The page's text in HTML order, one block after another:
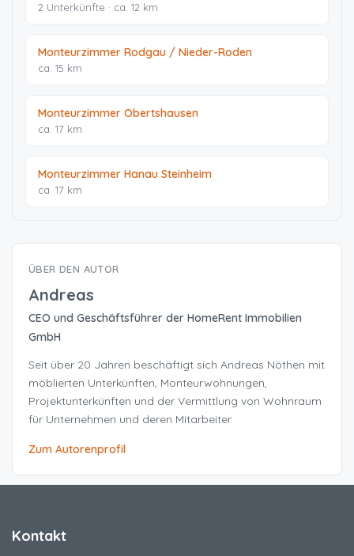
2 Unterkünfte · ca. 12 km
Monteurzimmer Rodgau / Nieder-Roden
ca. 15 km
Monteurzimmer Obertshausen
ca. 17 km
Monteurzimmer Hanau Steinheim
ca. 17 km
ÜBER DEN AUTOR
Andreas
CEO und Geschäftsführer der HomeRent Immobilien
GmbH
Seit über 20 Jahren beschäftigt sich Andreas Nöthen mit
möblierten Unterkünften, Monteurwohnungen,
Projektunterkünften und der Vermittlung von Wohnraum
für Unternehmen und deren Mitarbeiter.
Zum Autorenprofil
Kontakt